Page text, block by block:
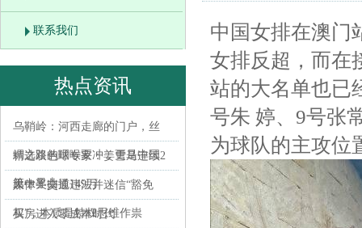
联系我们
热点资讯
乌鞘岭：河西走廊的门户，丝
绸之路的咽喉要冲，更是中国
第一界山
精选双色球专家：姜雪马连续2
天中奖共揽149万
媒体：交通违法并迷信“豁免
权”，本质是特权思维作祟
买房进入零成本时代
中国女排在澳门
女排反超，而在
站的大名单也已
号朱 婷、9号张
为球队的主攻位